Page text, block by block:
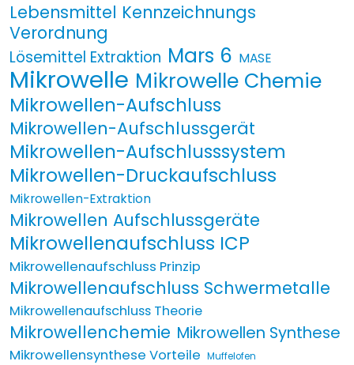
Lebensmittel Kennzeichnungs
Verordnung
Lösemittel Extraktion Mars 6 MASE
Mikrowelle Mikrowelle Chemie
Mikrowellen-Aufschluss
Mikrowellen-Aufschlussgerät
Mikrowellen-Aufschlusssystem
Mikrowellen-Druckaufschluss
Mikrowellen-Extraktion
Mikrowellen Aufschlussgeräte
Mikrowellenaufschluss ICP
Mikrowellenaufschluss Prinzip
Mikrowellenaufschluss Schwermetalle
Mikrowellenaufschluss Theorie
Mikrowellenchemie Mikrowellen Synthese
Mikrowellensynthese Vorteile Muffelofen